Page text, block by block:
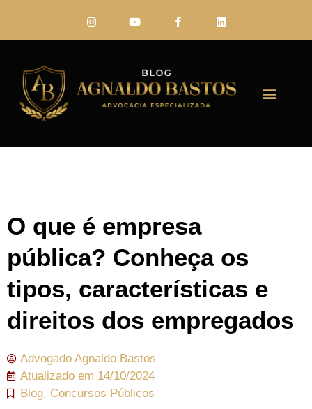
O que é empresa
pública? Conheça os
tipos, características e
direitos dos empregados
Advogado Agnaldo Bastos
Atualizado em 14/10/2024
Blog, Concursos Públicos